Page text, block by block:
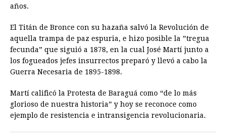
años.
El Titán de Bronce con su hazaña salvó la Revolución de
aquella trampa de paz espuria, e hizo posible la ”tregua
fecunda” que siguió a 1878, en la cual José Martí junto a
los fogueados jefes insurrectos preparó y llevó a cabo la
Guerra Necesaria de 1895-1898.
Martí calificó la Protesta de Baraguá como “de lo más
glorioso de nuestra historia” y hoy se reconoce como
ejemplo de resistencia e intransigencia revolucionaria.